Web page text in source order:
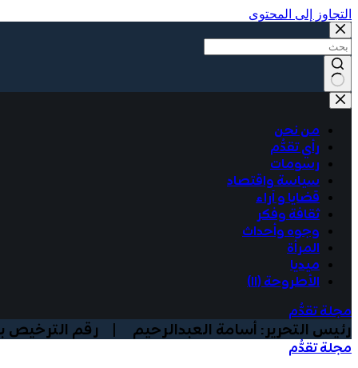
التجاوز إلى المحتوى
No
results
من نحن
رأي تقدُّم
رسومات
سياسة واقتصاد
قضايا و آراء
ثقافة وفكر
وجوه وأحداث
المرأة
ميديا
الأطروحة (١١)
مجلة تقدُّم
رئيس التحرير: أسامة العبدالرحيم | رقم الترخيص بوزارة
مجلة تقدُّم